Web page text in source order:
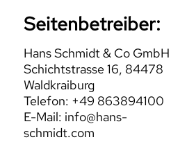
Seitenbetreiber:
Hans Schmidt & Co GmbH
Schichtstrasse 16, 84478
Waldkraiburg
Telefon: +49 863894100
E-Mail: info@hans-
schmidt.com